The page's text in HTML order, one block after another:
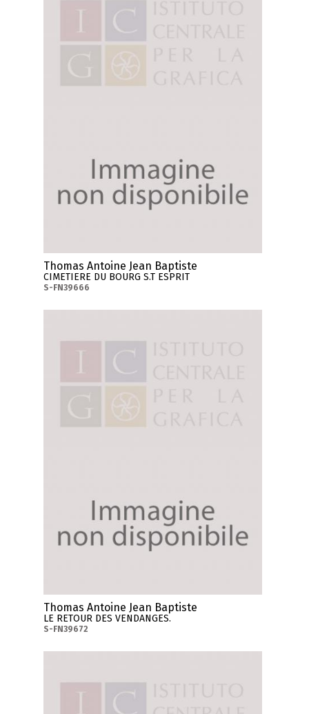
Thomas Antoine Jean Baptiste
CIMETIERE DU BOURG S.T ESPRIT
S-FN39666
Thomas Antoine Jean Baptiste
LE RETOUR DES VENDANGES.
S-FN39672